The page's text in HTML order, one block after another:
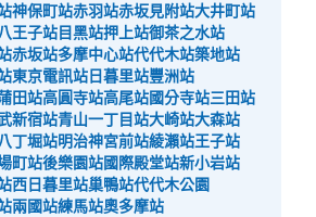
神保町站赤羽站赤坂見附站大井町站
八王子站目黑站押上站御茶之水站
赤坂站多摩中心站代代木站築地站
東京電訊站日暮里站豐洲站
田站高圓寺站高尾站國分寺站三田站
新宿站青山一丁目站大崎站大森站
八丁堀站明治神宮前站綾瀨站王子站
町站後樂園站國際殿堂站新小岩站
西日暮里站巢鴨站代代木公園
兩國站練馬站奧多摩站